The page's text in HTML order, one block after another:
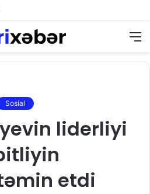
Sosial
liderliyi
etdi